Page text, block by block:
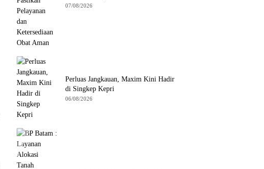
Obat Aman
07/08/2026
Perluas Jangkauan, Maxim Kini Hadir
di Singkep Kepri
06/08/2026